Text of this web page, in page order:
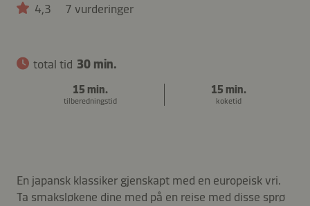
4,3 7 vurderinger
total tid 30 min.
15 min.
tilberedningstid
15 min.
koketid
En japansk klassiker gjenskapt med en europeisk vri.
Ta smaksløkene dine med på en reise med disse sprø